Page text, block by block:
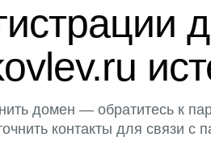
домен — обратитесь к
контакты для связи с